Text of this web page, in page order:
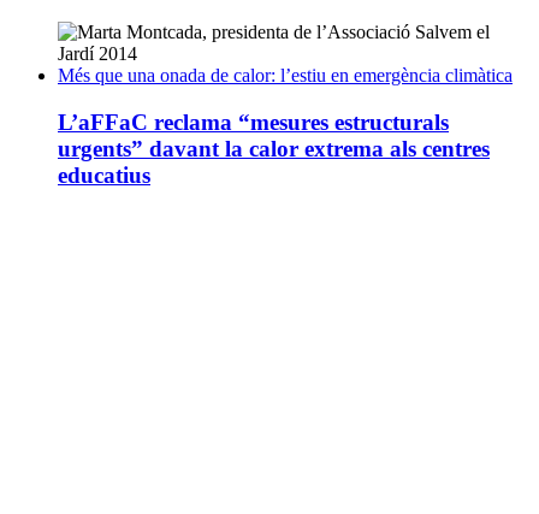
Més que una onada de calor: l’estiu en emergència climàtica
L’aFFaC reclama “mesures estructurals
urgents” davant la calor extrema als centres
educatius